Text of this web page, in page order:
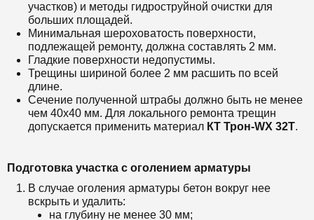
участков) и методы гидроструйной очистки для
больших площадей.
Минимальная шероховатость поверхности,
подлежащей ремонту, должна составлять 2 мм.
Гладкие поверхности недопустимы.
Трещины шириной более 2 мм расшить по всей
длине.
Сечение полученной штрабы должно быть не менее
чем 40х40 мм. Для локального ремонта трещин
допускается применить материал КТ Трон-WX 32T.
Подготовка участка с оголением арматуры
В случае оголения арматуры бетон вокруг нее
вскрыть и удалить:
на глубину не менее 30 мм;